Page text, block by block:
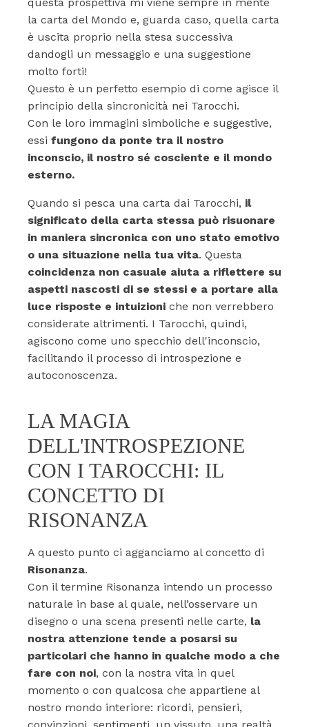
la carta del Mondo e, guarda caso, quella carta
è uscita proprio nella stesa successiva
dandogli un messaggio e una suggestione
molto forti!
Questo è un perfetto esempio di come agisce il
principio della sincronicità nei Tarocchi.
Con le loro immagini simboliche e suggestive,
essi fungono da ponte tra il nostro
inconscio, il nostro sé cosciente e il mondo
esterno.
Quando si pesca una carta dai Tarocchi, il
significato della carta stessa può risuonare
in maniera sincronica con uno stato emotivo
o una situazione nella tua vita. Questa
coincidenza non casuale aiuta a riflettere su
aspetti nascosti di se stessi e a portare alla
luce risposte e intuizioni che non verrebbero
considerate altrimenti. I Tarocchi, quindi,
agiscono come uno specchio dell'inconscio,
facilitando il processo di introspezione e
autoconoscenza.
LA MAGIA
DELL'INTROSPEZIONE
CON I TAROCCHI: IL
CONCETTO DI
RISONANZA
A questo punto ci agganciamo al concetto di
Risonanza.
Con il termine Risonanza intendo un processo
naturale in base al quale, nell’osservare un
disegno o una scena presenti nelle carte, la
nostra attenzione tende a posarsi su
particolari che hanno in qualche modo a che
fare con noi, con la nostra vita in quel
momento o con qualcosa che appartiene al
nostro mondo interiore: ricordi, pensieri,